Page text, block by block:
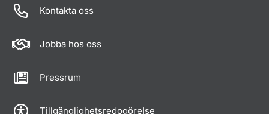
Kontakta oss
Jobba hos oss
Pressrum
Tillgänglighetsredogörelse